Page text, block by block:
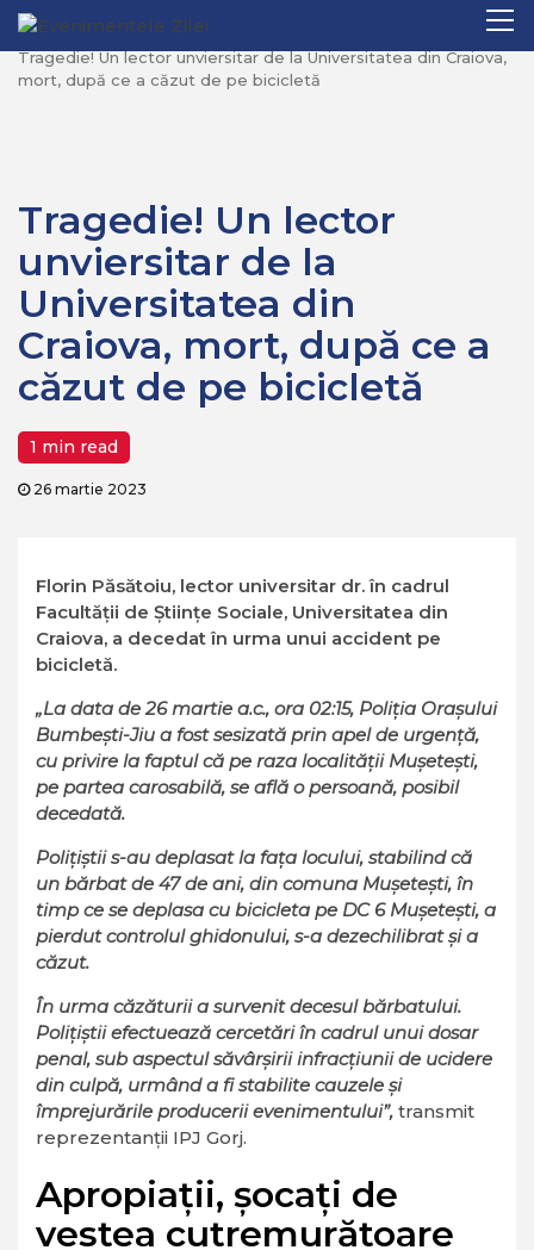
Mergi
conţinut.
Home
Recomandate
Tragedie! Un lector unviersitar de la Universitatea din Craiova,
mort, după ce a căzut de pe bicicletă
Tragedie! Un lector
unviersitar de la
Universitatea din
Craiova, mort, după ce a
căzut de pe bicicletă
1 min read
26 martie 2023
Florin Păsătoiu, lector universitar dr. în cadrul
Facultății de Științe Sociale, Universitatea din
Craiova, a decedat în urma unui accident pe
bicicletă.
„La data de 26 martie a.c., ora 02:15, Poliția Orașului
Bumbești-Jiu a fost sesizată prin apel de urgență,
cu privire la faptul că pe raza localității Mușetești,
pe partea carosabilă, se află o persoană, posibil
decedată.
Polițiștii s-au deplasat la fața locului, stabilind că
un bărbat de 47 de ani, din comuna Mușetești, în
timp ce se deplasa cu bicicleta pe DC 6 Mușetești, a
pierdut controlul ghidonului, s-a dezechilibrat și a
căzut.
În urma căzăturii a survenit decesul bărbatului.
Polițiștii efectuează cercetări în cadrul unui dosar
penal, sub aspectul săvârșirii infracțiunii de ucidere
din culpă, urmând a fi stabilite cauzele și
împrejurările producerii evenimentului”, transmit
reprezentanții IPJ Gorj.
Apropiații, șocați de
vestea cutremurătoare